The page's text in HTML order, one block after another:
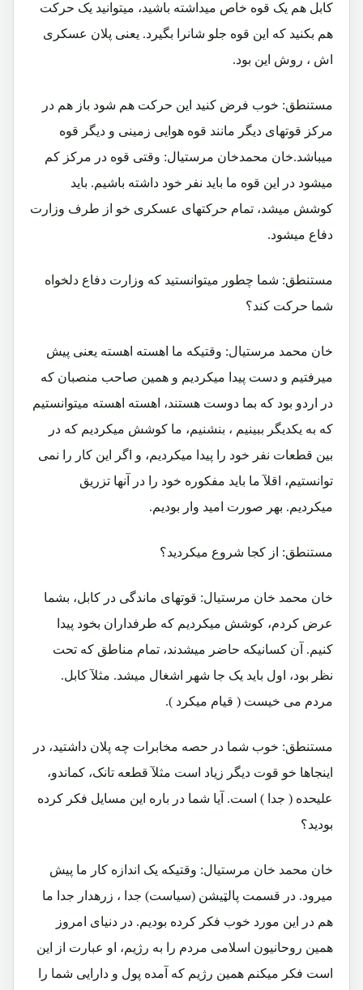
کابل هم یک قوه خاص میداشته باشید، میتوانید یک حرکت
هم بکنید که این قوه جلو شانرا بگیرد. یعنی پلان عسکری
اش ، روش این بود.
مستنطق: خوب فرض کنید این حرکت هم شود باز هم در
مرکز قوتهای دیگر مانند قوه هوایی زمینی و دیگر قوه
میباشد.خان محمدخان مرستیال: وقتی قوه در مرکز کم
میشود در این قوه ما باید نفر خود داشته باشیم. باید
کوشش میشد، تمام حرکتهای عسکری خو از طرف وزارت
دفاع میشود.
مستنطق: شما چطور میتوانستید که وزارت دفاع دلخواه
شما حرکت کند؟
خان محمد مرستیال: وقتیکه ما اهسته اهسته یعنی پیش
میرفتیم و دست پیدا میکردیم و همین صاحب منصبان که
در اردو بود که بما دوست هستند، اهسته اهسته میتوانستیم
که به یکدیگر ببینیم ، بنشنیم، ما کوشش میکردیم که در
بین قطعات نفر خود را پیدا میکردیم، و اگر این کار را نمی
توانستیم، اقلآ ما باید مفکوره خود را در آنها تزریق
میکردیم. بهر صورت امید وار بودیم.
مستنطق: از کجا شروع میکردید؟
خان محمد خان مرستیال: قوتهای ماندگی در کابل، بشما
عرض کردم، کوشش میکردیم که طرفداران بخود پیدا
کنیم. آن کسانیکه حاضر میشدند، تمام مناطق که تحت
نظر بود، اول باید یک جا شهر اشغال میشد. مثلآ کابل.
مردم می خیست ( قیام میکرد ).
مستنطق: خوب شما در حصه مخابرات چه پلان داشتید، در
اینجاها خو قوت دیگر زیاد است مثلآ قطعه تانک، کماندو،
علیحده ( جدا ) است. آیا شما در باره این مسایل فکر کرده
بودید؟
خان محمد خان مرستیال: وقتیکه یک اندازه کار ما پیش
میرود. در قسمت پالټیشن (سیاست) جدا ، زرهدار جدا ما
هم در این مورد خوب فکر کرده بودیم. در دنیای امروز
همین روحانیون اسلامی مردم را به رژیم، او عبارت از این
است فکر میکنم همین رژیم که آمده پول و دارایی شما را